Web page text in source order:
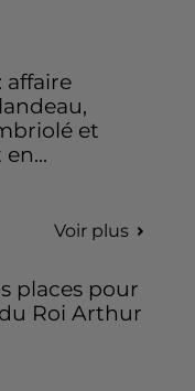
affaire
et
Voir plus
places pour
Roi Arthur